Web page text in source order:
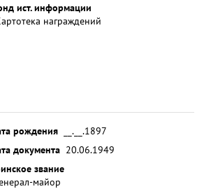
ист. информации
награждений
рождения
__.__.1897
документа 20.06.1949
звание
майор